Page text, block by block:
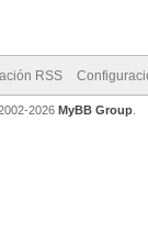
RSS
2026 MyBB Group